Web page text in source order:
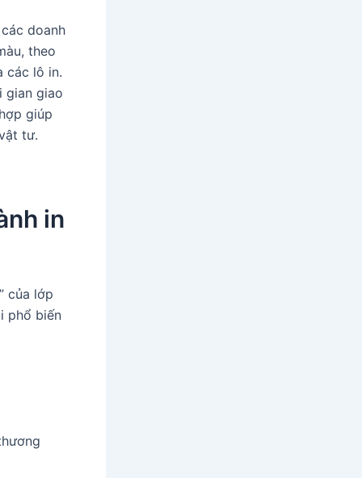
doanh
theo
các lô in.
gian giao
giúp
tư.
in
của lớp
phổ biến